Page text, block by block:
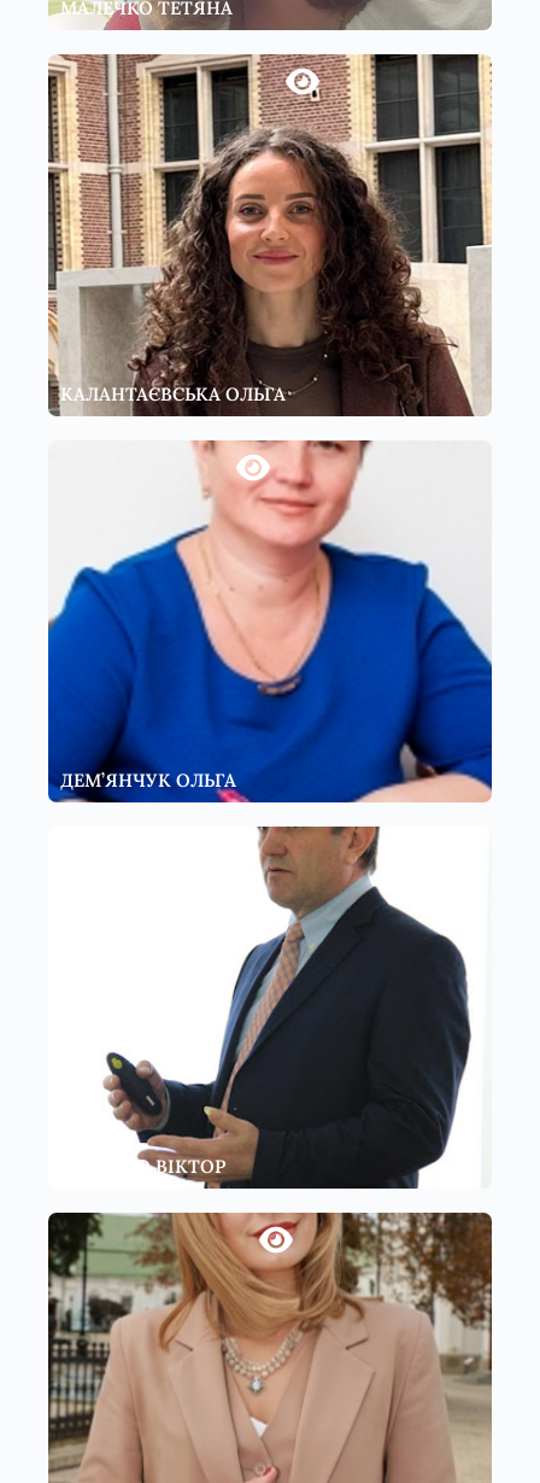
МАЛЕЧКО ТЕТЯНА
КАЛАНТАЄВСЬКА ОЛЬГА
ДЕМ’ЯНЧУК ОЛЬГА
ТИРКАЛО ВІКТОР